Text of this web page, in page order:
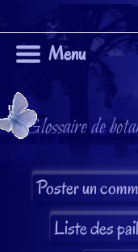
Menu
Glossaire de
Liste des